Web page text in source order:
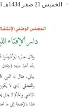
الخميس 21 صفر 1434هـ 3-1-2013م